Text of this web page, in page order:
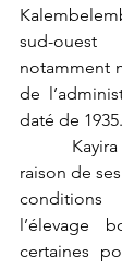
sud-
notamment
de
daté de 1935.
raison de
conditions
l’élevage
certaines